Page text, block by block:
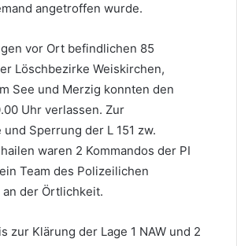
angetroffen wurde.
vor Ort befindlichen 85
Löschbezirke Weiskirchen,
See und Merzig konnten den
Uhr verlassen. Zur
Sperrung der L 151 zw.
waren 2 Kommandos der PI
Team des Polizeilichen
der Örtlichkeit.
zur Klärung der Lage 1 NAW und 2